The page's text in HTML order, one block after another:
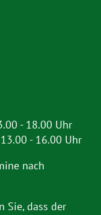
- 18.00 Uhr
- 16.00 Uhr
nach
Sie, dass der